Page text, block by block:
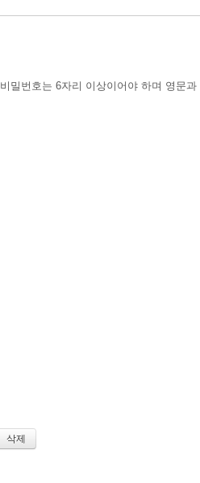
비밀번호는 6자리 이상이어야 하며 영문